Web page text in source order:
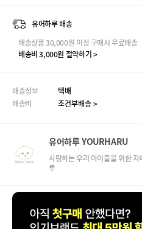
유어하루 배송
배송상품 30,000원 이상 구매시 무료배송
배송비 3,000원 절약하기 >
배송정보
택배
배송비
조건부배송 >
유어하루 YOURHARU
사랑하는 우리 아이들을 위한
루